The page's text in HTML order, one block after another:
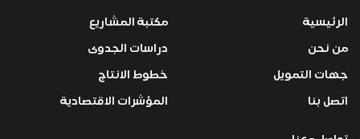
الرئيسية
من نحن
جهات التمويل
اتصل بنا
مكتبة المشاريع
دراسات الجدوى
خطوط الانتاج
المؤشرات الاقتصادية